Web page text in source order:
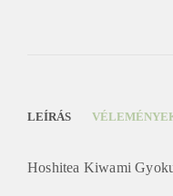
LEÍRÁS
Hoshitea Kiwami